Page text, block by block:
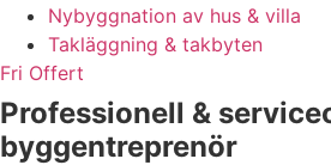
Nybyggnation av hus & villa
Takläggning & takbyten
Fri Offert
Professionell &
byggentreprenör